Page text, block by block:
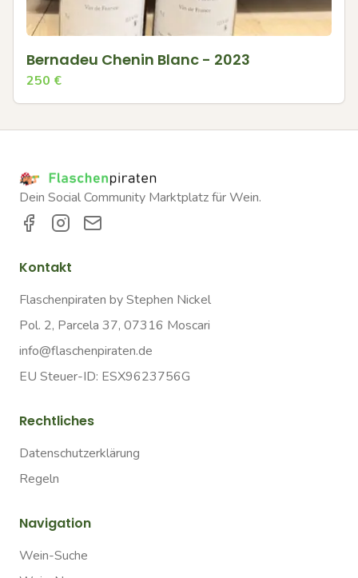
Bernadeu Chenin Blanc - 2023
250 €
Dein Social Community Marktplatz für Wein.
Kontakt
Flaschenpiraten by Stephen Nickel
Pol. 2, Parcela 37, 07316 Moscari
info@flaschenpiraten.de
EU Steuer-ID: ESX9623756G
Rechtliches
Datenschutzerklärung
Regeln
Navigation
Wein-Suche